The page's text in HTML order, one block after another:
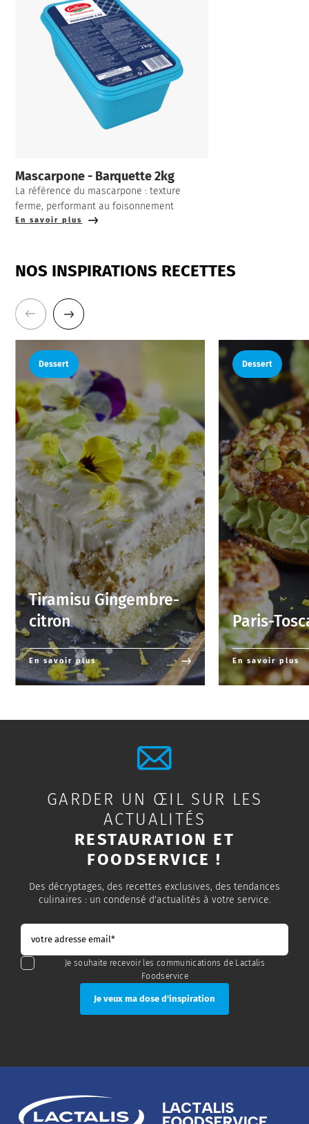
Mascarpone - Barquette 2kg
La référence du mascarpone : texture
ferme, performant au foisonnement
En savoir plus
NOS INSPIRATIONS RECETTES
Dessert
Tiramisu Gingembre-
citron
En savoir plus
Dessert
Paris-
En savoir plus
GARDER UN ŒIL SUR LES
ACTUALITÉS
RESTAURATION ET
FOODSERVICE !
Des décryptages, des recettes exclusives, des tendances
culinaires : un condensé d'actualités à votre service.
Je souhaite recevoir les communications de Lactalis
Foodservice